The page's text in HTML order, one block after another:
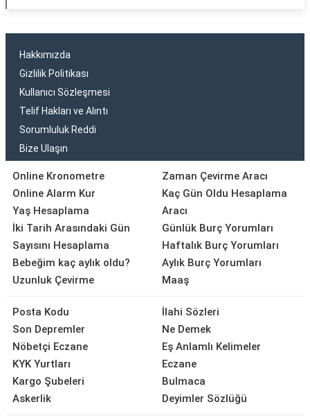
Hakkımızda
Gizlilik Politikası
Kullanıcı Sözleşmesi
Telif Hakları ve Alıntı
Sorumluluk Reddi
Bize Ulaşın
Online Kronometre
Online Alarm Kur
Yaş Hesaplama
İki Tarih Arasındaki Gün
Sayısını Hesaplama
Bebeğim kaç aylık oldu?
Uzunluk Çevirme
Zaman Çevirme Aracı
Kaç Gün Oldu Hesaplama
Aracı
Günlük Burç Yorumları
Haftalık Burç Yorumları
Aylık Burç Yorumları
Maaş
Posta Kodu
Son Depremler
Nöbetçi Eczane
KYK Yurtları
Kargo Şubeleri
Askerlik
İlahi Sözleri
Ne Demek
Eş Anlamlı Kelimeler
Eczane
Bulmaca
Deyimler Sözlüğü